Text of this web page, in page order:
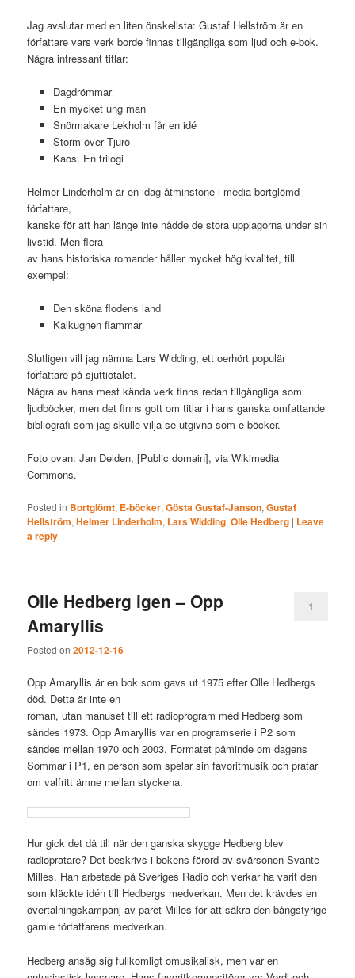
Jag avslutar med en liten önskelista: Gustaf Hellström är en
författare vars verk borde finnas tillgängliga som ljud och e-bok.
Några intressant titlar:
Dagdrömmar
En mycket ung man
Snörmakare Lekholm får en idé
Storm över Tjurö
Kaos. En trilogi
Helmer Linderholm är en idag åtminstone i media bortglömd
författare,
kanske för att han länge inte nådde de stora upplagorna under sin
livstid. Men flera
av hans historiska romander håller mycket hög kvalitet, till
exempel:
Den sköna flodens land
Kalkugnen flammar
Slutligen vill jag nämna Lars Widding, ett oerhört populär
författare på sjuttiotalet.
Några av hans mest kända verk finns redan tillgängliga som
ljudböcker, men det finns gott om titlar i hans ganska omfattande
bibliografi som jag skulle vilja se utgivna som e-böcker.
Foto ovan: Jan Delden, [Public domain], via Wikimedia
Commons.
Posted in Bortglömt, E-böcker,Gösta Gustaf-Janson,Gustaf
Hellström,Helmer Linderholm, Lars Widding,Olle Hedberg | Leave
a reply
Olle Hedberg igen – Opp
Amaryllis
Posted on2012-12-16
1
Opp Amaryllis är en bok som gavs ut 1975 efter Olle Hedbergs
död. Detta är inte en
roman, utan manuset till ett radioprogram med Hedberg som
sändes 1973. Opp Amaryllis var en programserie i P2 som
sändes mellan 1970 och 2003. Formatet påminde om dagens
Sommar i P1, en person som spelar sin favoritmusik och pratar
om valfritt ämne mellan styckena.
Hur gick det då till när den ganska skygge Hedberg blev
radiopratare? Det beskrivs i bokens förord av svärsonen Svante
Milles. Han arbetade på Sveriges Radio och verkar ha varit den
som kläckte idén till Hedbergs medverkan. Men det krävdes en
övertalningskampanj av paret Milles för att säkra den bångstyrige
gamle författarens medverkan.
Hedberg ansåg sig fullkomligt omusikalisk, men var en